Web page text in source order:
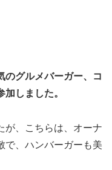
のグルメバーガー、コ
しました。
が、こちらは、オーナ
で、ハンバーガーも美